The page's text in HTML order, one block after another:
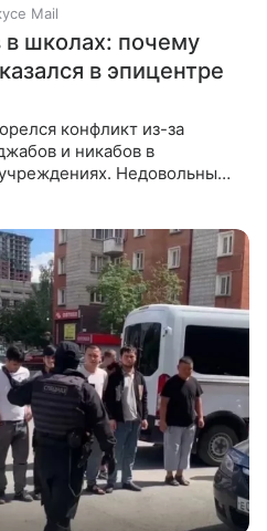
Mail
школах: почему
в эпицентре
конфликт из-за
и никабов в
Недовольным